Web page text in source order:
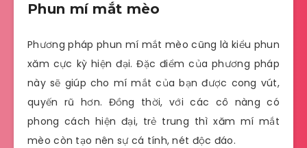
Phun mí mắt mèo
Phương pháp phun mí mắt mèo cũng là kiểu phun
xăm cực kỳ hiện đại. Đặc điểm của phương pháp
này sẽ giúp cho mí mắt của bạn được cong vút,
quyến rũ hơn. Đồng thời, với các cô nàng có
phong cách hiện đại, trẻ trung thì xăm mí mắt
mèo còn tạo nên sự cá tính, nét độc đáo.